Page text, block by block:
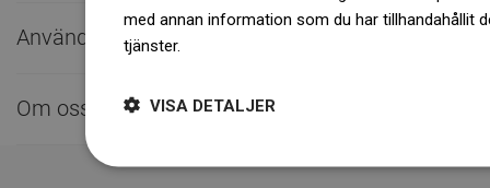
Användbara länkar
Om oss
med annan information som du har tillhandahållit
tjänster.
VISA DETALJER